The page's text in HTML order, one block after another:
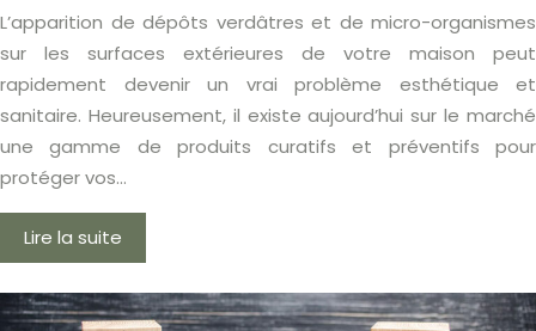
L’apparition de dépôts verdâtres et de micro-organismes
sur les surfaces extérieures de votre maison peut
rapidement devenir un vrai problème esthétique et
sanitaire. Heureusement, il existe aujourd’hui sur le marché
une gamme de produits curatifs et préventifs pour
protéger vos…
Lire la suite